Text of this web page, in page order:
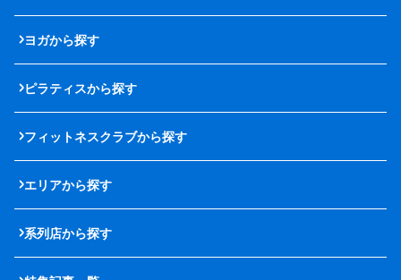
ヨガから探す
ピラティスから探す
フィットネスクラブから探す
エリアから探す
系列店から探す